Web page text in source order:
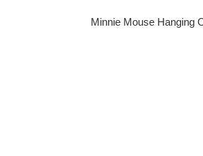
Minnie Mouse Hanging